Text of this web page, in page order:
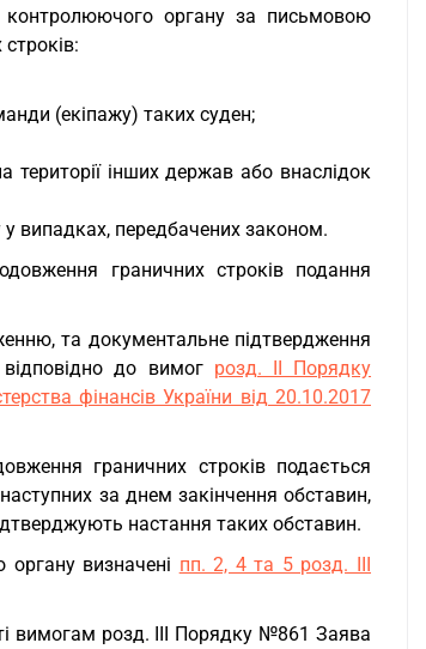
органу за письмовою
(екіпажу) таких суден;
інших держав або внаслідок
у випадках, передбачених законом.
граничних строків подання
та документальне підтвердження
до вимог розд. ІІ Порядку
фінансів України від 20.10.2017
граничних строків подається
за днем закінчення обставин,
настання таких обставин.
визначені пп. 2, 4 та 5 розд. ІІІ
вимогам розд. ІІІ Порядку №861 Заява